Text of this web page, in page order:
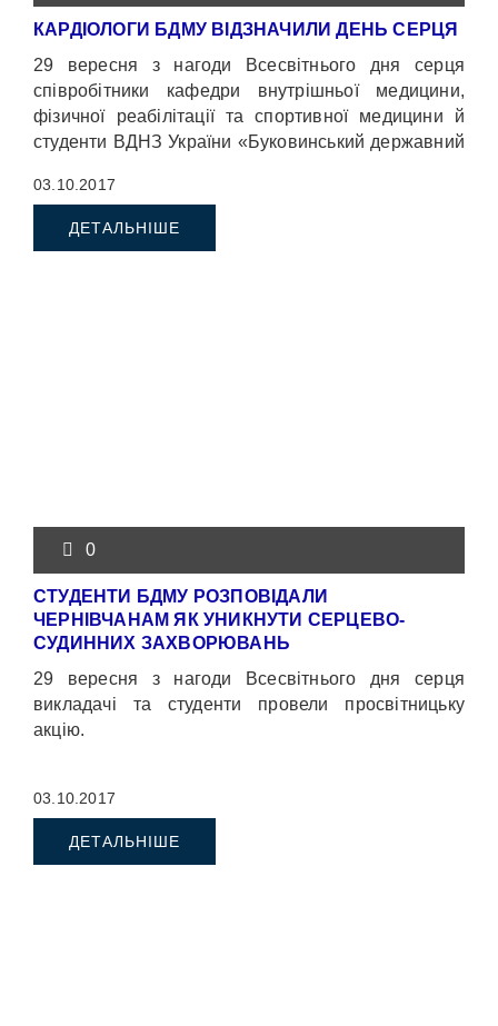
КАРДІОЛОГИ БДМУ ВІДЗНАЧИЛИ ДЕНЬ СЕРЦЯ
29 вересня з нагоди Всесвітнього дня серця
співробітники кафедри внутрішньої медицини,
фізичної реабілітації та спортивної медицини й
студенти ВДНЗ України «Буковинський державний
вимірюванню артеріального тиску всім охочим.
03.10.2017
ДЕТАЛЬНІШЕ
0
СТУДЕНТИ БДМУ РОЗПОВІДАЛИ
ЧЕРНІВЧАНАМ ЯК УНИКНУТИ СЕРЦЕВО-
СУДИННИХ ЗАХВОРЮВАНЬ
29 вересня з нагоди Всесвітнього дня серця
викладачі та студенти провели просвітницьку
акцію.
03.10.2017
ДЕТАЛЬНІШЕ